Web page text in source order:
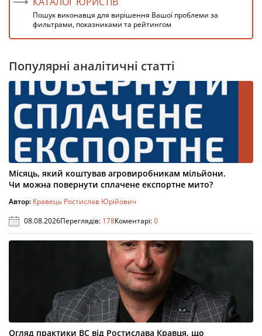
Пошук виконавця для вирішення Вашої проблеми за
фильтрами, показниками та рейтингом
Популярні аналітичні статті
Місяць, який коштував агровиробникам мільйони.
Чи можна повернути сплачене експортне мито?
Автор: Кравець Ростислав Юрійович
08.08.2026Переглядів: 178Коментарі:0
Огляд практики ВС від Ростислава Кравця, що